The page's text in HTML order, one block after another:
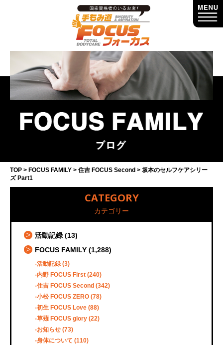
TOP FOCUS FAMILY 住吉 FOCUS Second
坂本のセルフケアシリー
ズ Part1
CATEGORY
カテゴリー
活動記録 (13)
FOCUS FAMILY (1,288)
活動記録 (3)
内野 FOCUS First (240)
住吉 FOCUS Second (342)
小松 FOCUS ZERO (78)
初生 FOCUS Love (88)
草薙 FOCUS glory (22)
お知らせ (73)
身体について (110)